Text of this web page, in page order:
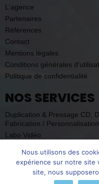
L'agence
Partenaires
Références
Contact
Mentions légales
Conditions générales
Politique de confidentialité
NOS SERVICES
Duplication & Pressage CD
Fabrication /
Labo Vidéo
Services aux particuliers
Nous utilisons des
expérience sur notre site
site, nous